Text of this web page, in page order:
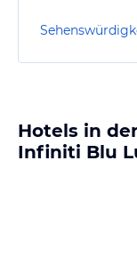
Hotels in
Infiniti Blu